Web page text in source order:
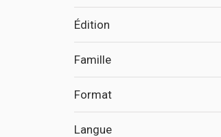
Édition
Famille
Format
Langue